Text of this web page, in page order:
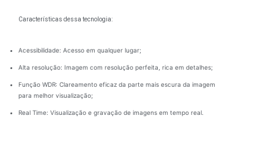
Características dessa tecnologia:
Acessibilidade: Acesso em qualquer lugar;
Alta resolução: Imagem com resolução perfeita, rica em detalhes;
Função WDR: Clareamento eficaz da parte mais escura da imagem
para melhor visualização;
Real Time: Visualização e gravação de imagens em tempo real.